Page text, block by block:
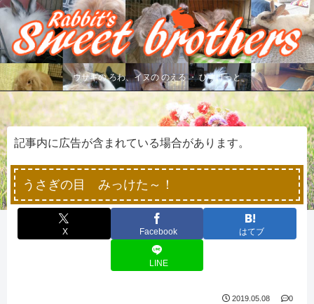
ウサギの ろわ、イヌの のえる ・ びすけっと
記事内に広告が含まれている場合があります。
うさぎの目 みっけた～！
X Facebook はてブ
LINE
2019.05.08 0